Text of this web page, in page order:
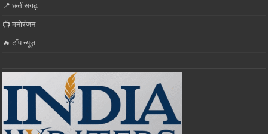
📍 छत्तीसगढ़
📺 मनोरंजन
🔥 टॉप न्यूज़